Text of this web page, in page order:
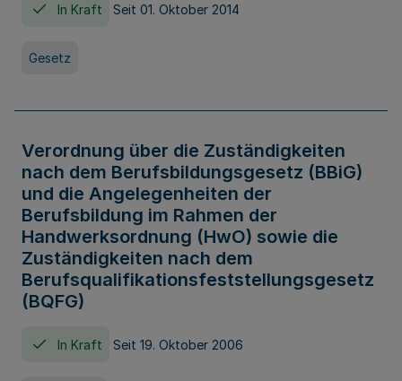
In Kraft Seit 01. Oktober 2014
Gesetz
Verordnung über die Zuständigkeiten
nach dem Berufsbildungsgesetz (BBiG)
und die Angelegenheiten der
Berufsbildung im Rahmen der
Handwerksordnung (HwO) sowie die
Zuständigkeiten nach dem
Berufsqualifikationsfeststellungsgesetz
(BQFG)
In Kraft Seit 19. Oktober 2006